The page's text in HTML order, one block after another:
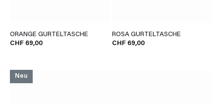
ORANGE GÜRTELTASCHE
CHF 69,00
ROSA GÜRTELTASCHE
CHF 69,00
Neu